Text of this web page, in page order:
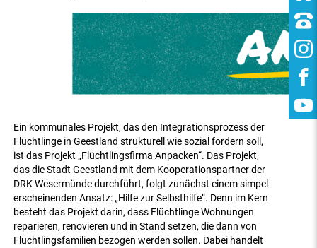
Ein kommunales Projekt, das den Integrationsprozess der
Flüchtlinge in Geestland strukturell wie sozial fördern soll,
ist das Projekt „Flüchtlingsfirma Anpacken“. Das Projekt,
das die Stadt Geestland mit dem Kooperationspartner der
DRK Wesermünde durchführt, folgt zunächst einem simpel
erscheinenden Ansatz: „Hilfe zur Selbsthilfe“. Denn im Kern
besteht das Projekt darin, dass Flüchtlinge Wohnungen
reparieren, renovieren und in Stand setzen, die dann von
Flüchtlingsfamilien bezogen werden sollen. Dabei handelt